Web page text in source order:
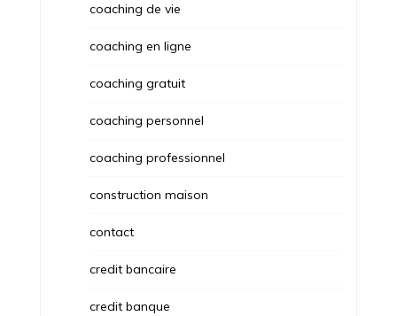
coaching de vie
coaching en ligne
coaching gratuit
coaching personnel
coaching professionnel
construction maison
contact
credit bancaire
credit banque